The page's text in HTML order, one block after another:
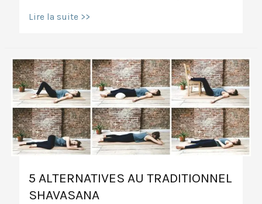
Le
Lire la suite >>
5 ALTERNATIVES AU TRADITIONNEL
SHAVASANA